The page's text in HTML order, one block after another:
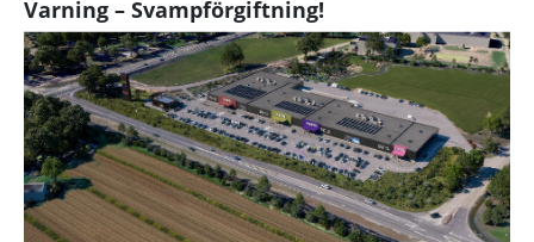
Varning – Svampförgiftning!